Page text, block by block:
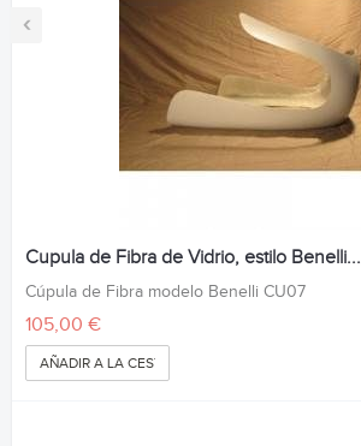
‹
Cupula de Fibra de Vidrio, estilo Benelli...
Cúpula de Fibra modelo Benelli CU07
105,00 €
AÑADIR A LA CESTA